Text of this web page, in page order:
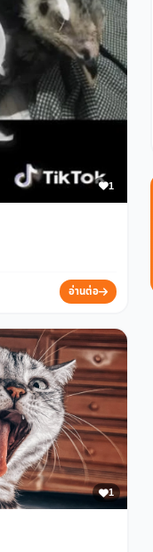
1
อ่านต่อ
1